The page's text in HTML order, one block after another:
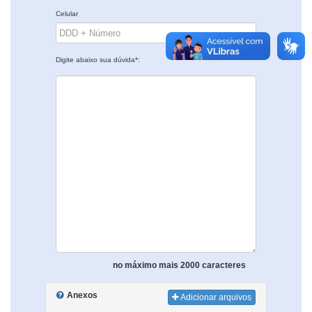
Celular
Digite abaixo sua dúvida*:
no máximo mais 2000 caracteres
Anexos Adicionar arquivos